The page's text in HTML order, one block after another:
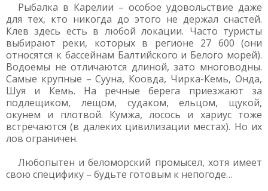
Рыбалка в Карелии – особое удовольствие даже
для тех, кто никогда до этого не держал снастей.
Клев здесь есть в любой локации. Часто туристы
выбирают реки, которых в регионе 27 600 (они
относятся к бассейнам Балтийского и Белого морей).
Водоемы не отличаются длиной, зато многоводны.
Самые крупные – Сууна, Коовда, Чирка-Кемь, Онда,
Шуя и Кемь. На речные берега приезжают за
подлещиком, лещом, судаком, ельцом, щукой,
окунем и плотвой. Кумжа, лосось и хариус тоже
встречаются (в далеких цивилизации местах). Но их
лов ограничен.
Любопытен и беломорский промысел, хотя имеет
свою специфику – будьте готовым к непогоде…